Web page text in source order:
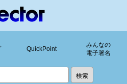
QuickPoint
みんなの
電子署名